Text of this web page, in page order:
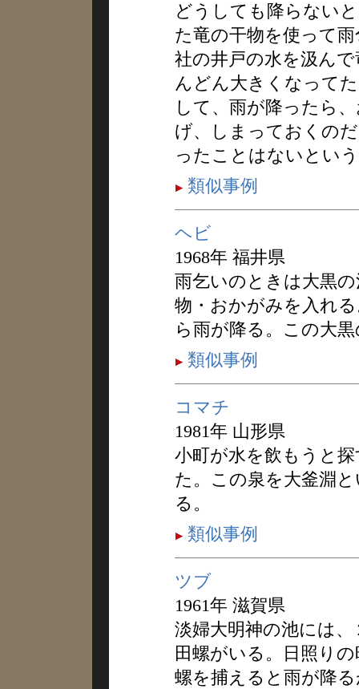
どうしても降らない
た竜の干物を使って
社の井戸の水を汲ん
んどん大きくなって
して、雨が降ったら
げ、しまっておくの
ったことはないとい
類似事例
ヘビ
1968年 福井県
雨乞いのときは大黒
物・おかがみを入れ
ら雨が降る。この大
類似事例
コマチ
1981年 山形県
小町が水を飲もうと
た。この泉を大釜淵
る。
類似事例
ツブ
1961年 滋賀県
淡婦大明神の池には
田螺がいる。日照り
螺を捕えると雨が降